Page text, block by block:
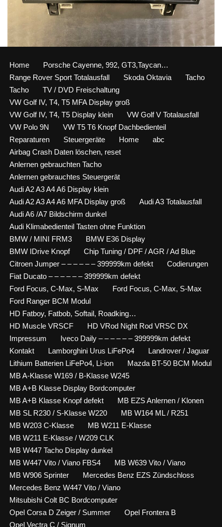
Home
Porsche Cayenne, 992, GT3,Taycan…
Range Rover Sport Totalausfall
Skoda Oktavia
Tacho
Tacho
TV / DVD Freischaltung
VW Golf IV, T4, T5 MFA Display groß
VW Golf IV, T4, T5 Display klein
VW Golf V Totalausfall
VW Polo 9N
VW T5 T6 Knopf Dachbedienteil
Reparaturen
Steuergeräte Home
abc
Airbag Crash Daten löschen, reset
Anlernen gebrauchten Tacho
Anlernen gebrauchtes Steuergerät
Audi A2 A3 A4 A6 Display klein
Audi A2 A3 A4 A6 MFA Display groß
Audi A3 Totalausfall
Audi A6 /A7 Bildschirm dunkel
Audi Klimabedienteil Tasten ohne Funktion
BMW / MINI FRM3
BMW E36 Display
BMW IDrive Knopf
Chip Tuning / DPF / AGR / Ad Blue
Citroen Jumper – – – – – – 399999km defekt
Codierungen
Fiat Ducato – – – – – – 399999km defekt
Ford Focus, C-Max, S-Max
Ford Focus, C-Max, S-Max
Ford Ranger BCM Modul
HD Fatboy, Fatbob, Softail, Roadking…
HD Muscle VRSCF
HD VRod Night Rod VRSC DX
Impressum
Iveco Daily – – – – – – 399999km defekt
Kontakt
Lamborghini Urus LiFePo4
Landrover / Jaguar
Lithium Batterien LiFePo4, Li-ion
Mazda BT-50 BCM Modul
MB A-Klasse W169 / B-Klasse W245
MB A+B Klasse Display Bordcomputer
MB A+B Klasse Knopf defekt
MB EZS Anlernen / Klonen
MB SL R230 / S-Klasse W220
MB W164 ML / R251
MB W203 C-Klasse
MB W211 E-Klasse
MB W211 E-Klasse / W209 CLK
MB W447 Tacho Display dunkel
MB W447 Vito / Viano FBS4
MB W639 Vito / Viano
MB W906 Sprinter
Mercedes Benz EZS Zündschloss
Mercedes Benz W447 Vito / Viano
Mitsubishi Colt BC Bordcomputer
Opel Corsa D Zeiger / Summer
Opel Frontera B
Opel Vectra C / Signum